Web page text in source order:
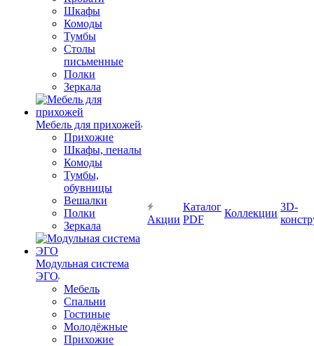
Шкафы
Комоды
Тумбы
Столы
письменные
Полки
Зеркала
Мебель для прихожей
Прихожие
Шкафы, пеналы
Комоды
Тумбы,
обувницы
Вешалки
Полки
Зеркала
Модульная система
ЭГО
Мебель
Спальни
Гостиные
Молодёжные
Прихожие
Акции
Каталог
PDF
Коллекции
3D-